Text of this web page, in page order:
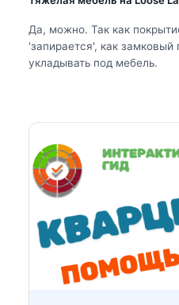
Да, можно. Так как
'запирается', как
укладывать под мебель.